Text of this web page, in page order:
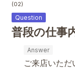
(02)
普段の仕事
ご来店いた